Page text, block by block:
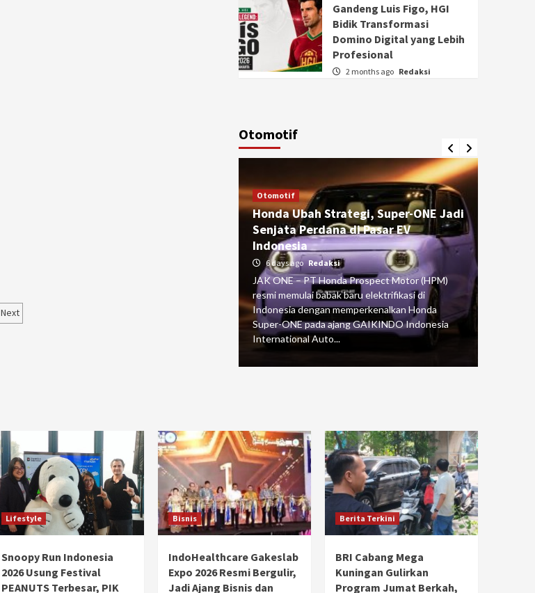
Next
Gandeng Luis Figo, HGI
Bidik Transformasi
Domino Digital yang Lebih
Profesional
2 months ago Redaksi
Otomotif
Collezione 100, sebuah koleksi motor edisi
terbatas yang mengangkat kembali sejumlah
Otomotif
Honda Ubah Strategi, Super-ONE Jadi
Senjata Perdana di Pasar EV
Indonesia
6 days ago Redaksi
JAK ONE – PT Honda Prospect Motor (HPM)
resmi memulai babak baru elektrifikasi di
Indonesia dengan memperkenalkan Honda
Super-ONE pada ajang GAIKINDO Indonesia
International Auto...
Lifestyle
Snoopy Run Indonesia
2026 Usung Festival
PEANUTS Terbesar, PIK
Bisnis
IndoHealthcare Gakeslab
Expo 2026 Resmi Bergulir,
Jadi Ajang Bisnis dan
Berita Terkini
BRI Cabang Mega
Kuningan Gulirkan
Program Jumat Berkah,